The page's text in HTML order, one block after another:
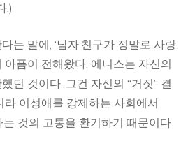
.)
는 말에, ‘남자’친구가 정말로 사랑
픔이 전해왔다. 에니스는 자신의
던 것이다. 그건 자신의 “거짓” 결
이성애를 강제하는 사회에서
는 것의 고통을 환기하기 때문이다.